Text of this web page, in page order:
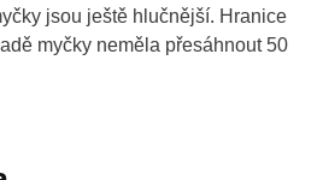
jsou ještě hlučnější. Hranice
myčky neměla přesáhnout 50